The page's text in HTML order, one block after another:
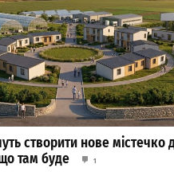
створити нове містечко
там буде
1